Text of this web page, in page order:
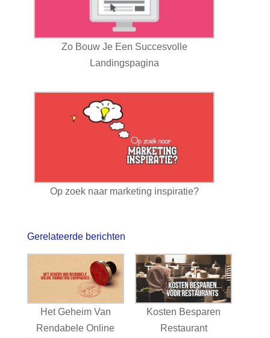
Zo Bouw Je Een Succesvolle
Landingspagina
Op zoek naar marketing inspiratie?
Gerelateerde berichten
Het Geheim Van
Rendabele Online
Kosten Besparen
Restaurant